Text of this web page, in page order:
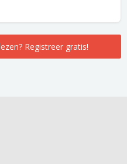
Registreer gratis!